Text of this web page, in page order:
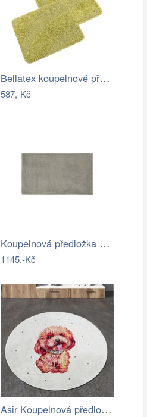
Bellatex koupelnové předložky…
587,-Kč
Koupelnová předložka 100x60 cm Blomus…
1145,-Kč
Asir Koupelnová předložka Terrier, Ø…